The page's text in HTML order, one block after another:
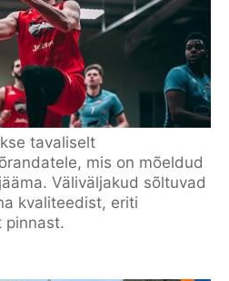
tavaliselt
mis on mõeldud
Väliväljakud sõltuvad
kvaliteedist, eriti
pinnast.